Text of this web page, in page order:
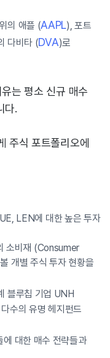
의 애플 (AAPL), 포트
다비타 (DVA)로
는 평소 신규 매수
다.
주식 포트폴리오에
LEN에 대한 높은 투자
소비재 (Consumer
개별 주식 투자 현황을
블루칩 기업 UNH
수의 유명 헤지펀드
에 대한 매수 전략들과